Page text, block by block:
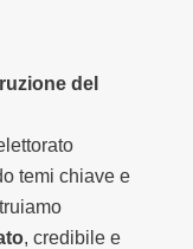
del
temi chiave e
, credibile e